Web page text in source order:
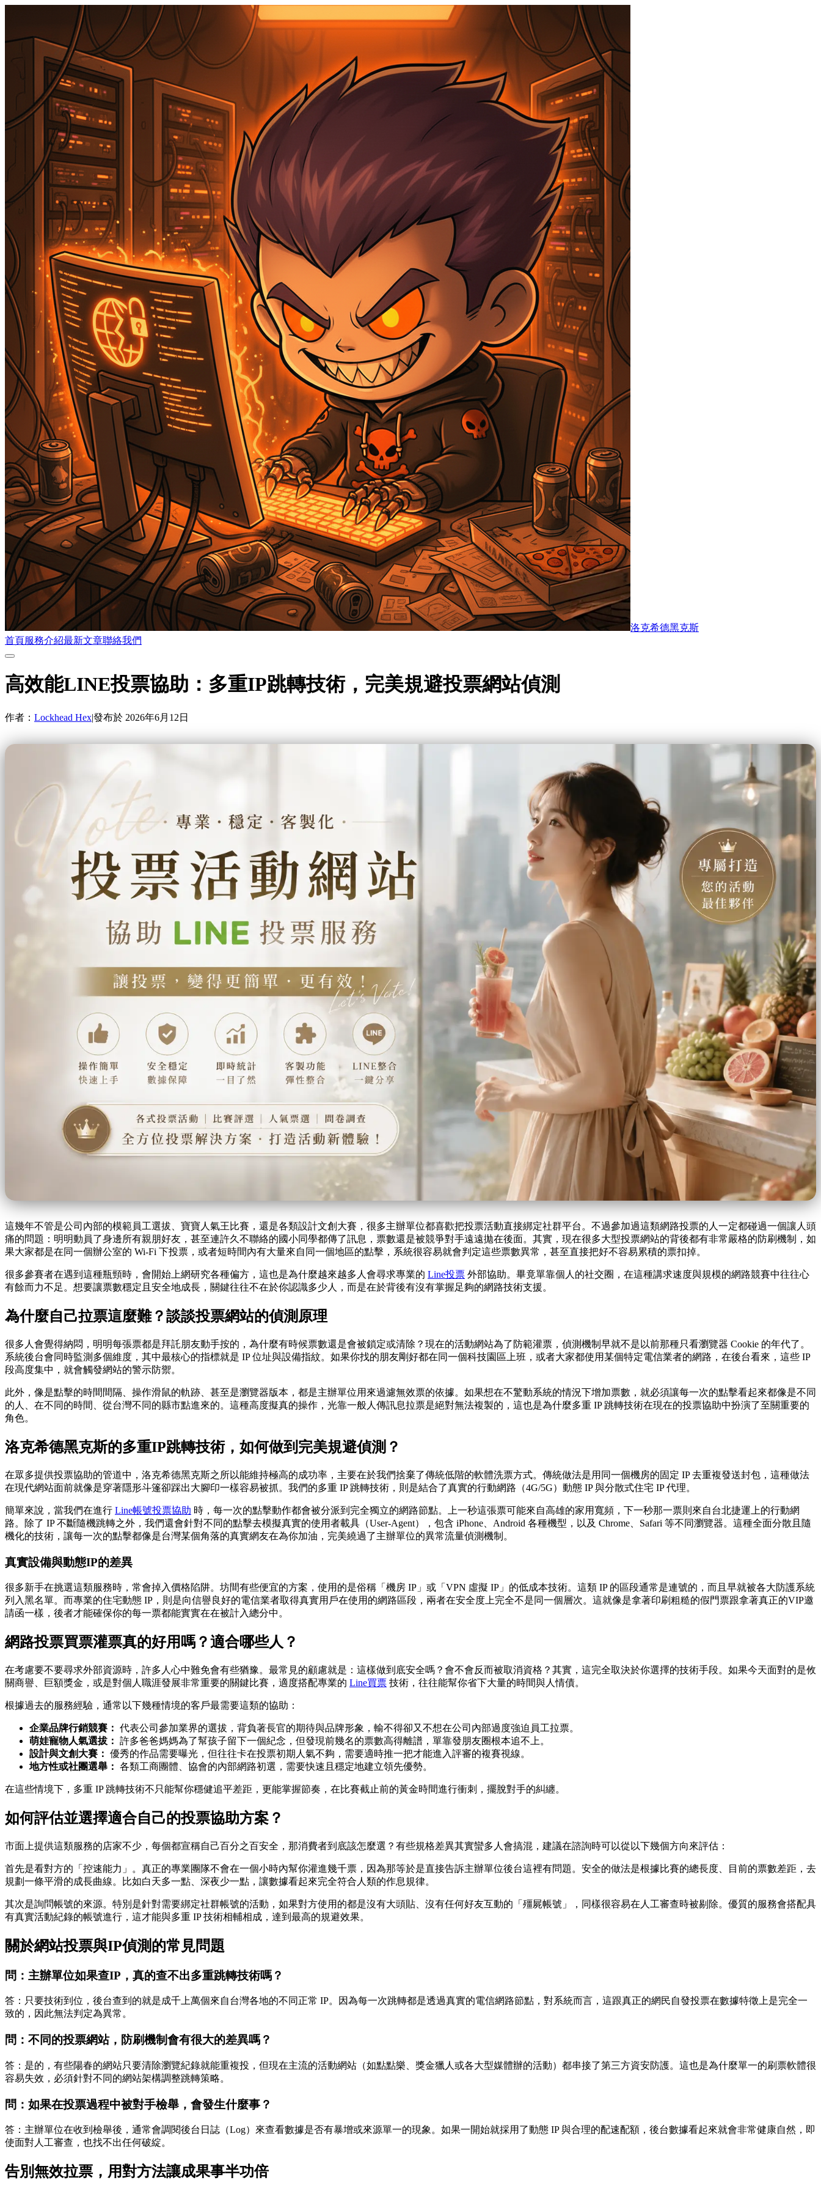
洛克希德黑克斯
首頁服務介紹最新文章聯絡我們
高效能LINE投票協助：多重IP跳轉技術，完美規避投票網站偵測
作者： Lockhead Hex|發布於 2026年6月12日
這幾年不管是公司內部的模範員工選拔、寶寶人氣王比賽，還是各類設計文創大賽，很多主辦單位都喜歡把投票活動直接綁定社群平台。不過參加過這類網路投票的人一定都碰過一個讓人頭
痛的問題：明明動員了身邊所有親朋好友，甚至連許久不聯絡的國小同學都傳了訊息，票數還是被競爭對手遠遠拋在後面。其實，現在很多大型投票網站的背後都有非常嚴格的防刷機制，如
果大家都是在同一個辦公室的 Wi-Fi 下投票，或者短時間內有大量來自同一個地區的點擊，系統很容易就會判定這些票數異常，甚至直接把好不容易累積的票扣掉。
很多參賽者在遇到這種瓶頸時，會開始上網研究各種偏方，這也是為什麼越來越多人會尋求專業的 Line投票 外部協助。畢竟單靠個人的社交圈，在這種講求速度與規模的網路競賽中往往心
有餘而力不足。想要讓票數穩定且安全地成長，關鍵往往不在於你認識多少人，而是在於背後有沒有掌握足夠的網路技術支援。
為什麼自己拉票這麼難？談談投票網站的偵測原理
很多人會覺得納悶，明明每張票都是拜託朋友動手按的，為什麼有時候票數還是會被鎖定或清除？現在的活動網站為了防範灌票，偵測機制早就不是以前那種只看瀏覽器 Cookie 的年代了。
系統後台會同時監測多個維度，其中最核心的指標就是 IP 位址與設備指紋。如果你找的朋友剛好都在同一個科技園區上班，或者大家都使用某個特定電信業者的網路，在後台看來，這些 IP
段高度集中，就會觸發網站的警示防禦。
此外，像是點擊的時間間隔、操作滑鼠的軌跡、甚至是瀏覽器版本，都是主辦單位用來過濾無效票的依據。如果想在不驚動系統的情況下增加票數，就必須讓每一次的點擊看起來都像是不同
的人、在不同的時間、從台灣不同的縣市點進來的。這種高度擬真的操作，光靠一般人傳訊息拉票是絕對無法複製的，這也是為什麼多重 IP 跳轉技術在現在的投票協助中扮演了至關重要的
角色。
洛克希德黑克斯的多重IP跳轉技術，如何做到完美規避偵測？
在眾多提供投票協助的管道中，洛克希德黑克斯之所以能維持極高的成功率，主要在於我們捨棄了傳統低階的軟體洗票方式。傳統做法是用同一個機房的固定 IP 去重複發送封包，這種做法
在現代網站面前就像是穿著隱形斗篷卻踩出大腳印一樣容易被抓。我們的多重 IP 跳轉技術，則是結合了真實的行動網路（4G/5G）動態 IP 與分散式住宅 IP 代理。
簡單來說，當我們在進行 Line帳號投票協助 時，每一次的點擊動作都會被分派到完全獨立的網路節點。上一秒這張票可能來自高雄的家用寬頻，下一秒那一票則來自台北捷運上的行動網
路。除了 IP 不斷隨機跳轉之外，我們還會針對不同的點擊去模擬真實的使用者載具（User-Agent），包含 iPhone、Android 各種機型，以及 Chrome、Safari 等不同瀏覽器。這種全面分散且隨
機化的技術，讓每一次的點擊都像是台灣某個角落的真實網友在為你加油，完美繞過了主辦單位的異常流量偵測機制。
真實設備與動態IP的差異
很多新手在挑選這類服務時，常會掉入價格陷阱。坊間有些便宜的方案，使用的是俗稱「機房 IP」或「VPN 虛擬 IP」的低成本技術。這類 IP 的區段通常是連號的，而且早就被各大防護系統
列入黑名單。而專業的住宅動態 IP，則是向信譽良好的電信業者取得真實用戶在使用的網路區段，兩者在安全度上完全不是同一個層次。這就像是拿著印刷粗糙的假門票跟拿著真正的VIP邀
請函一樣，後者才能確保你的每一票都能實實在在被計入總分中。
網路投票買票灌票真的好用嗎？適合哪些人？
在考慮要不要尋求外部資源時，許多人心中難免會有些猶豫。最常見的顧慮就是：這樣做到底安全嗎？會不會反而被取消資格？其實，這完全取決於你選擇的技術手段。如果今天面對的是攸
關商譽、巨額獎金，或是對個人職涯發展非常重要的關鍵比賽，適度搭配專業的 Line買票 技術，往往能幫你省下大量的時間與人情債。
根據過去的服務經驗，通常以下幾種情境的客戶最需要這類的協助：
企業品牌行銷競賽： 代表公司參加業界的選拔，背負著長官的期待與品牌形象，輸不得卻又不想在公司內部過度強迫員工拉票。
萌娃寵物人氣選拔： 許多爸爸媽媽為了幫孩子留下一個紀念，但發現前幾名的票數高得離譜，單靠發朋友圈根本追不上。
設計與文創大賽： 優秀的作品需要曝光，但往往卡在投票初期人氣不夠，需要適時推一把才能進入評審的複賽視線。
地方性或社團選舉： 各類工商團體、協會的內部網路初選，需要快速且穩定地建立領先優勢。
在這些情境下，多重 IP 跳轉技術不只能幫你穩健追平差距，更能掌握節奏，在比賽截止前的黃金時間進行衝刺，擺脫對手的糾纏。
如何評估並選擇適合自己的投票協助方案？
市面上提供這類服務的店家不少，每個都宣稱自己百分之百安全，那消費者到底該怎麼選？有些規格差異其實蠻多人會搞混，建議在諮詢時可以從以下幾個方向來評估：
首先是看對方的「控速能力」。真正的專業團隊不會在一個小時內幫你灌進幾千票，因為那等於是直接告訴主辦單位後台這裡有問題。安全的做法是根據比賽的總長度、目前的票數差距，去
規劃一條平滑的成長曲線。比如白天多一點、深夜少一點，讓數據看起來完全符合人類的作息規律。
其次是詢問帳號的來源。特別是針對需要綁定社群帳號的活動，如果對方使用的都是沒有大頭貼、沒有任何好友互動的「殭屍帳號」，同樣很容易在人工審查時被剔除。優質的服務會搭配具
有真實活動紀錄的帳號進行，這才能與多重 IP 技術相輔相成，達到最高的規避效果。
關於網站投票與IP偵測的常見問題
問：主辦單位如果查IP，真的查不出多重跳轉技術嗎？
答：只要技術到位，後台查到的就是成千上萬個來自台灣各地的不同正常 IP。因為每一次跳轉都是透過真實的電信網路節點，對系統而言，這跟真正的網民自發投票在數據特徵上是完全一
致的，因此無法判定為異常。
問：不同的投票網站，防刷機制會有很大的差異嗎？
答：是的，有些陽春的網站只要清除瀏覽紀錄就能重複投，但現在主流的活動網站（如點點樂、獎金獵人或各大型媒體辦的活動）都串接了第三方資安防護。這也是為什麼單一的刷票軟體很
容易失效，必須針對不同的網站架構調整跳轉策略。
問：如果在投票過程中被對手檢舉，會發生什麼事？
答：主辦單位在收到檢舉後，通常會調閱後台日誌（Log）來查看數據是否有暴增或來源單一的現象。如果一開始就採用了動態 IP 與合理的配速配額，後台數據看起來就會非常健康自然，即
使面對人工審查，也找不出任何破綻。
告別無效拉票，用對方法讓成果事半功倍